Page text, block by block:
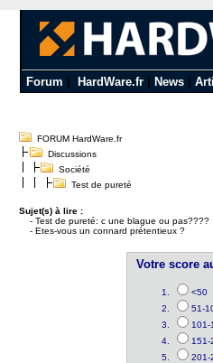
Forum HardWare.fr| News|
FORUM HardWare.fr
Discussions
Société
Test de pureté
Sujet(s) à lire :
-Test de pureté: c une blague ou pas????
-Etes-vous un connard prétentieux ?
Votre score
<50
51-
101-
151-
201-